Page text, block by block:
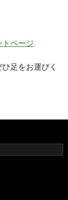
トページ
足をお運びく